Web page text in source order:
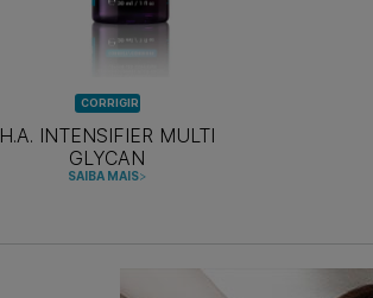
CORRIGIR
H.A. INTENSIFIER MULTI
GLYCAN
SAIBA MAIS>